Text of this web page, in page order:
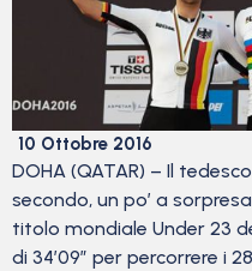
10 Ottobre 2016
DOHA (QATAR) – Il tedesco
secondo, un po’ a
titolo mondiale Under 23
di 34’09” per percorrere i